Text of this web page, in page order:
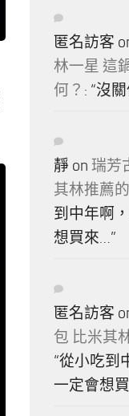
匿名訪客
林一星 這
何？ : “沒
靜 on 瑞芳
其林推薦
到中年啊
想買來…”
匿名訪客
包 比米其
“從小吃到
一定會想